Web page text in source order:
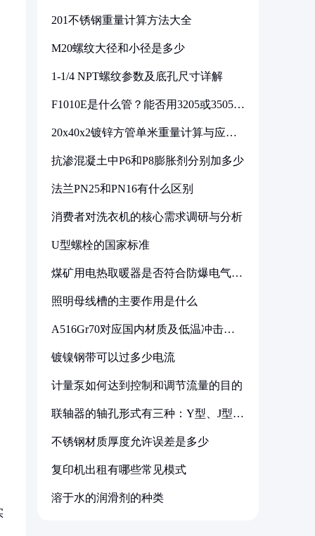
201不锈钢重量计算方法大全
M20螺纹大径和小径是多少
1-1/4 NPT螺纹参数及底孔尺寸详解
F1010E是什么管？能否用3205或3505代
20x40x2镀锌方管单米重量计算与应用
抗渗混凝土中P6和P8膨胀剂分别加多少
法兰PN25和PN16有什么区别
消费者对洗衣机的核心需求调研与分析
U型螺栓的国家标准
煤矿用电热取暖器是否符合防爆电气设
照明母线槽的主要作用是什么
A516Gr70对应国内材质及低温冲击要
镀镍钢带可以过多少电流
计量泵如何达到控制和调节流量的目的
联轴器的轴孔形式有三种：Y型、J型、
不锈钢材质厚度允许误差是多少
复印机出租有哪些常见模式
溶于水的润滑剂的种类